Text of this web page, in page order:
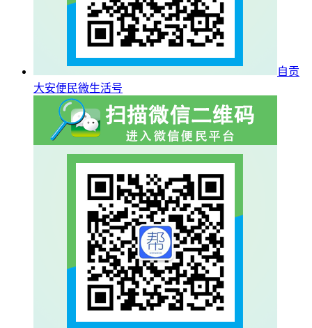
自贡
大安便民微生活号